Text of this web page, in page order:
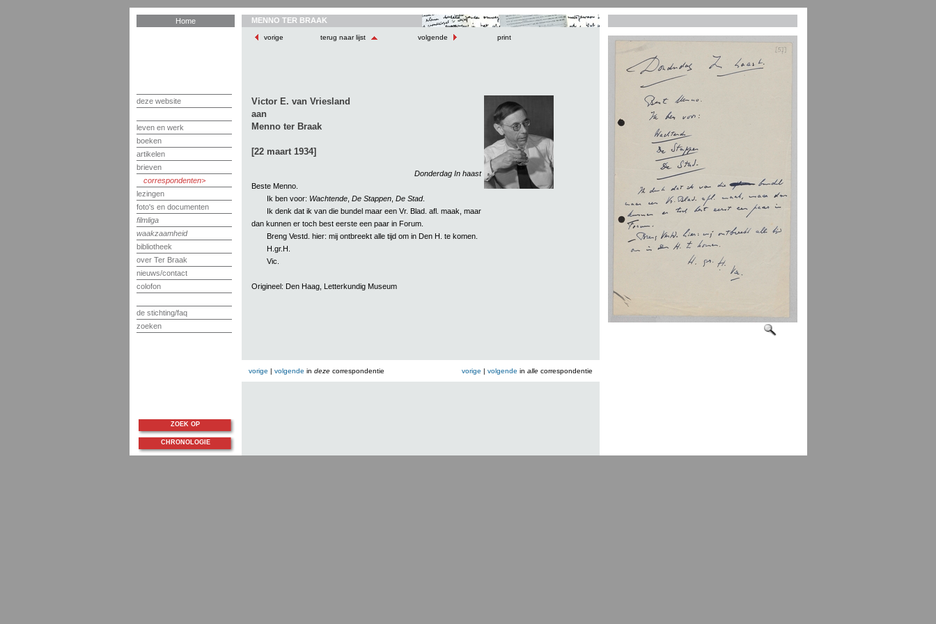
Home
deze website
leven en werk
boeken
artikelen
brieven
correspondenten
lezingen
foto's en documenten
filmliga
waakzaamheid
bibliotheek
over Ter Braak
nieuws/contact
colofon
de stichting/faq
zoeken
MENNO TER BRAAK
vorige terug naar lijst volgende print
Victor E. van Vriesland
aan
Menno ter Braak
[22 maart 1934]
Donderdag In haast
Beste Menno.
Ik ben voor: Wachtende, De Stappen, De Stad.
Ik denk dat ik van die bundel maar een Vr. Blad. afl. maak, maar
dan kunnen er toch best eerste een paar in Forum.
Breng Vestd. hier: mij ontbreekt alle tijd om in Den H. te komen.
H.gr.H.
Vic.
Origineel: Den Haag, Letterkundig Museum
vorige | volgende in dezecorrespondentie vorige | volgende in allecorrespondentie
ZOEK OP
CHRONOLOGIE